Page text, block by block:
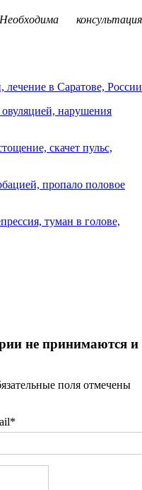
консультация
лечение в Саратове, России
нарушения
скачет пульс,
пропало половое
туман в голове,
не принимаются и
поля отмечены